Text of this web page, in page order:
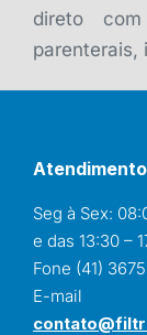
direto
parenterais,
Atendimento
Seg à Sex:
e das 13:30 –
Fone (41)
E-mail